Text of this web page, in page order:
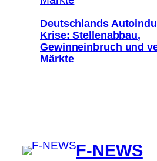
Deutschlands
Krise: Stellenabbau,
Gewinneinbruch und
Märkte
F-NEWS